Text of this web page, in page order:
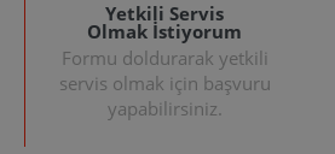
Yetkili Servis
Olmak İstiyorum
Formu doldurarak yetkili
servis olmak için başvuru
yapabilirsiniz.